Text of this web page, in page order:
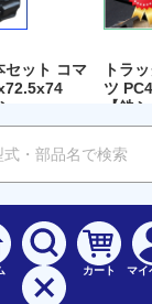
セット コマ
ー
(税込)
商品を見る
トラ
ツ
【鉄
外品
カート マイ